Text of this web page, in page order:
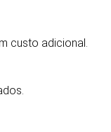
custo adicional.